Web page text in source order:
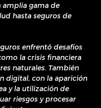
amplia gama de
hasta seguros de
enfrentó desafíos
la crisis financiera
naturales. También
digital, con la aparición
y la utilización de
riesgos y procesar